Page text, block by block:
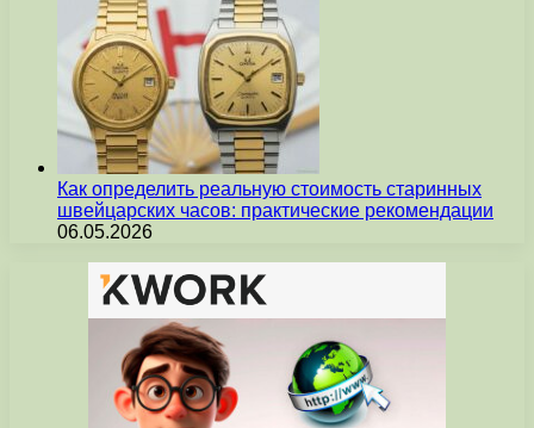
Как определить реальную стоимость старинных
швейцарских часов: практические рекомендации
06.05.2026